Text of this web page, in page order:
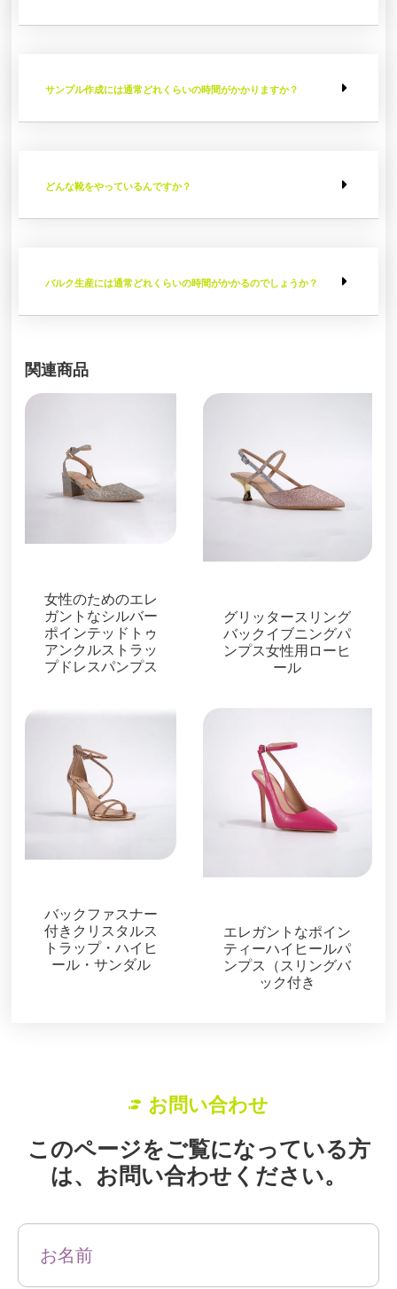
サンプル作成には通常どれくらいの時間がかかりますか？
どんな靴をやっているんですか？
バルク生産には通常どれくらいの時間がかかるのでしょうか？
関連商品
女性のためのエレ
ガントなシルバー
ポインテッドトゥ
アンクルストラッ
プドレスパンプス
グリッタースリング
バックイブニングパ
ンプス女性用ローヒ
ール
バックファスナー
付きクリスタルス
トラップ・ハイヒ
ール・サンダル
エレガントなポイン
ティーハイヒールパ
ンプス（スリングバ
ック付き
お問い合わせ
このページをご覧になっている方
は、お問い合わせください。